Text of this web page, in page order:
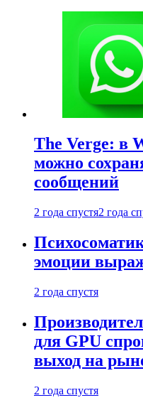
The Verge: в
можно
сообщений
2 года спустя2 года
эмоции
2 года спустя
для GPU
выход на
2 года спустя